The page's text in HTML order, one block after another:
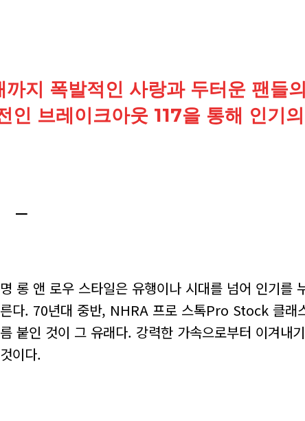
지 폭발적인 사랑과 두터운 팬들
브레이크아웃 117을 통해 인기
ㅡ
롱 앤 로우 스타일은 유행이나 시대를 넘어 인기를
다. 70년대 중반, NHRA 프로 스톡Pro Stock 클래
붙인 것이 그 유래다. 강력한 가속으로부터 이겨내
이다.